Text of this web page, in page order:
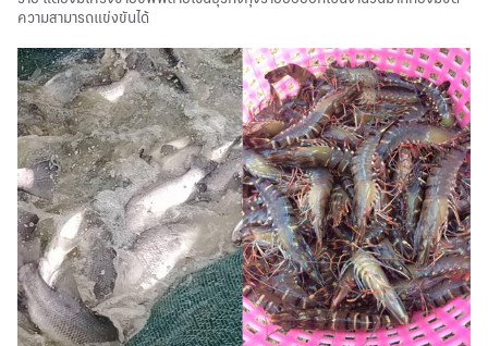
ความสามารถแข่งขันได้